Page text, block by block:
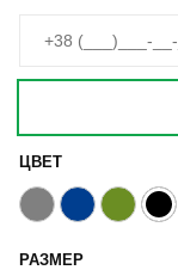
ЦВЕТ
РАЗМЕР